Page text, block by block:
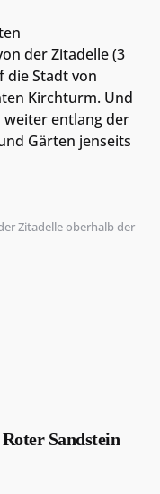
der Zitadelle (3
die Stadt von
Kirchturm. Und
weiter entlang der
Gärten jenseits
Zitadelle oberhalb der
Sandstein